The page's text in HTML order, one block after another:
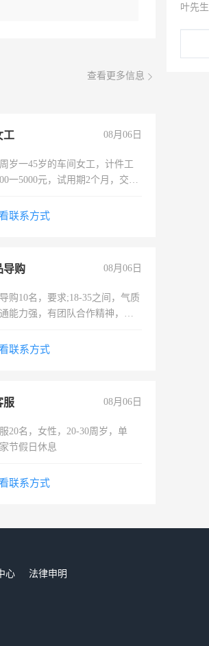
查看更多信息
工 08月06日
岁一45岁的车间女工，计件工
一5000元，试用期2个月，交五
联系方式
导购 08月06日
购10名，要求;18-35之间，气质
能力强，有团队合作精神，有
联系方式
服 08月06日
20名，女性，20-30周岁，单
节假日休息
联系方式
叶先生
心
法律申明